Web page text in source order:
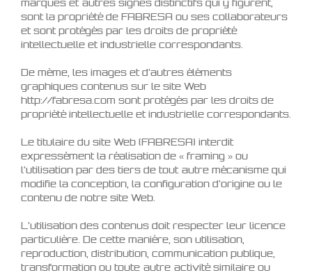
marques et autres signes distinctifs qui y figurent,
sont la propriété de FABRESA ou ses collaborateurs
et sont protégés par les droits de propriété
intellectuelle et industrielle correspondants.
De même, les images et d’autres éléments
graphiques contenus sur le site Web
http://fabresa.com sont protégés par les droits de
propriété intellectuelle et industrielle correspondants.
Le titulaire du site Web (FABRESA) interdit
expressément la réalisation de « framing » ou
l’utilisation par des tiers de tout autre mécanisme qui
modifie la conception, la configuration d’origine ou le
contenu de notre site Web.
L’utilisation des contenus doit respecter leur licence
particulière. De cette manière, son utilisation,
reproduction, distribution, communication publique,
transformation ou toute autre activité similaire ou